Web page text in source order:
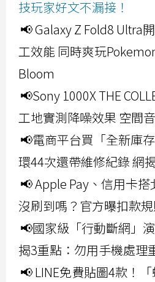
技玩家好文不漏接！
📢 Galaxy Z Fold8 Ultra
工效能 同時爽玩
Bloom
📢Sony 1000X THE
工地實測降噪效果 空間
📢電商平台買「全新庫
環44次還帶維修紀錄 網
📢 Apple Pay、信用卡
沒刷到嗎？官方曝扣款
📢國家級「行動斷網」
揭3重點：勿用手機處理
📢 LINE免費貼圖4款！